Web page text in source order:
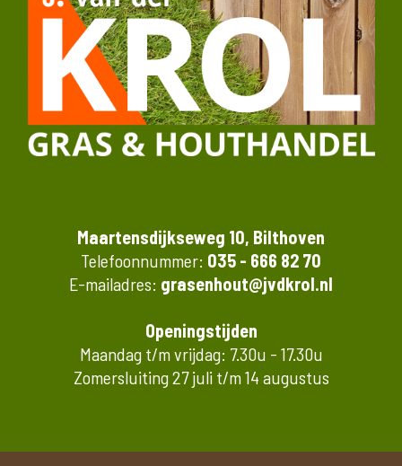
Maartensdijkseweg 10, Bilthoven
Telefoonnummer: 035 - 666 82 70
E-mailadres: grasenhout@jvdkrol.nl
Openingstijden
Maandag t/m vrijdag: 7.30u - 17.30u
Zomersluiting 27 juli t/m 14 augustus